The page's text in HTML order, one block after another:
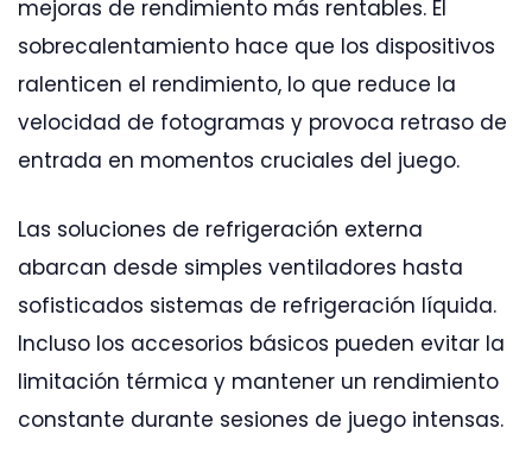
mejoras de rendimiento más rentables. El
sobrecalentamiento hace que los dispositivos
ralenticen el rendimiento, lo que reduce la
velocidad de fotogramas y provoca retraso de
entrada en momentos cruciales del juego.
Las soluciones de refrigeración externa
abarcan desde simples ventiladores hasta
sofisticados sistemas de refrigeración líquida.
Incluso los accesorios básicos pueden evitar la
limitación térmica y mantener un rendimiento
constante durante sesiones de juego intensas.